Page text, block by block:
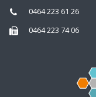
0464 223 61 26
0464 223 74 06